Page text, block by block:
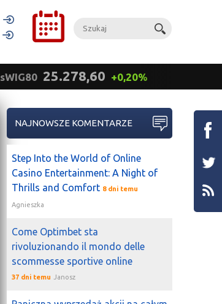
sWIG80 25.278,60 +0,20%
NAJNOWSZE KOMENTARZE
Step Into the World of Online
Casino Entertainment: A Night of
Thrills and Comfort 8 dni temu
Agnieszka
Come Optimbet sta
rivoluzionando il mondo delle
scommesse sportive online
37 dni temu Janosz